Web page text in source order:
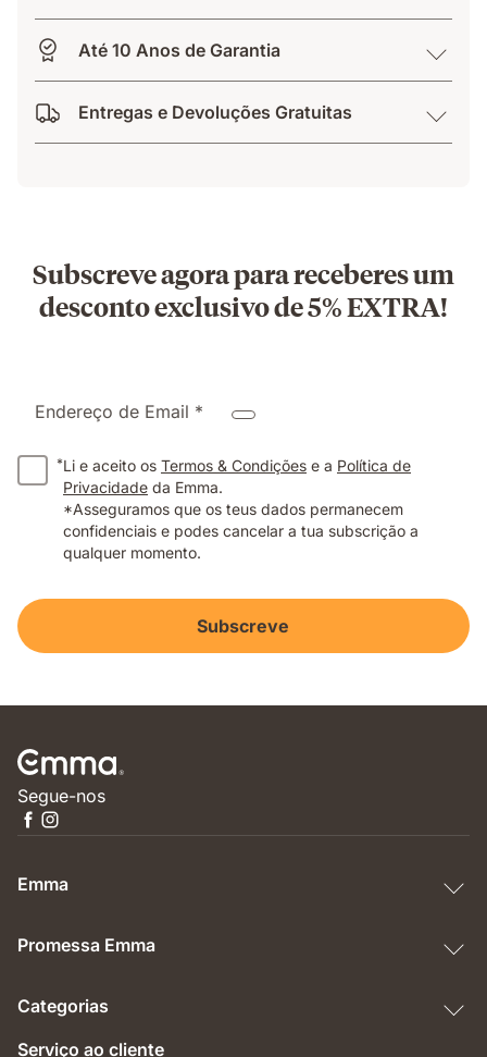
Até 10 Anos de Garantia
Entregas e Devoluções Gratuitas
Subscreve agora para receberes um
desconto exclusivo de 5% EXTRA!
Endereço de Email *
*Li e aceito os Termos & Condições e a Política de
Privacidade da Emma.
*Asseguramos que os teus dados permanecem
confidenciais e podes cancelar a tua subscrição a
qualquer momento.
Subscreve
Segue-nos
Emma
Promessa Emma
Categorias
Serviço ao cliente